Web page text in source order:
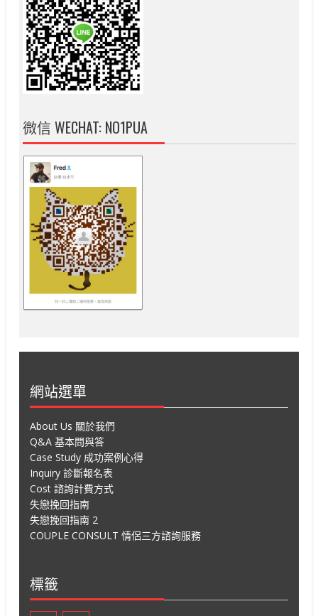
微信 WECHAT: NO1PUA
網站選單
About Us 關於我們
Q&A 基本問與答
Case Study 成功案例心得
Inquiry 診斷報名表
Cost 諮詢計費方式
失戀挽回指南
失戀挽回指南 2
COUPLE CONSULT 情侶三方諮詢服務
標籤